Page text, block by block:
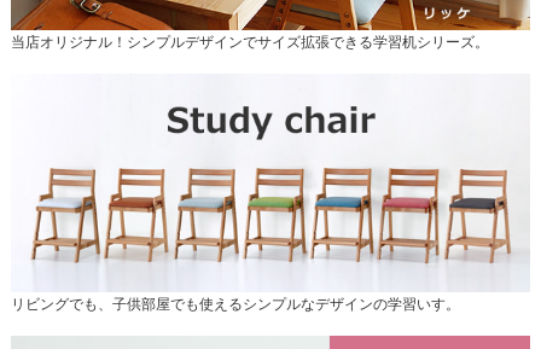
当店オリジナル！シンプルデザインでサイズ拡張できる学習机シリーズ。
リビングでも、子供部屋でも使えるシンプルなデザインの学習いす。